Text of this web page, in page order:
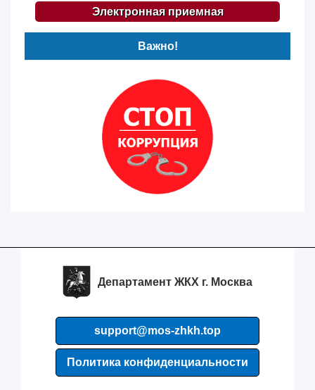
Электронная приемная
Важно!
Департамент ЖКХ г. Москва
support@mos-zhkh.top
Политика конфиденциальности